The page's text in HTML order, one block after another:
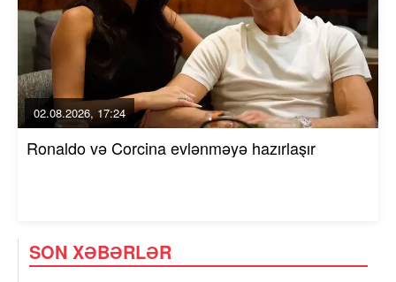
02.08.2026, 17:24
Ronaldo və Corcina evlənməyə hazırlaşır
SON XƏBƏRLƏR